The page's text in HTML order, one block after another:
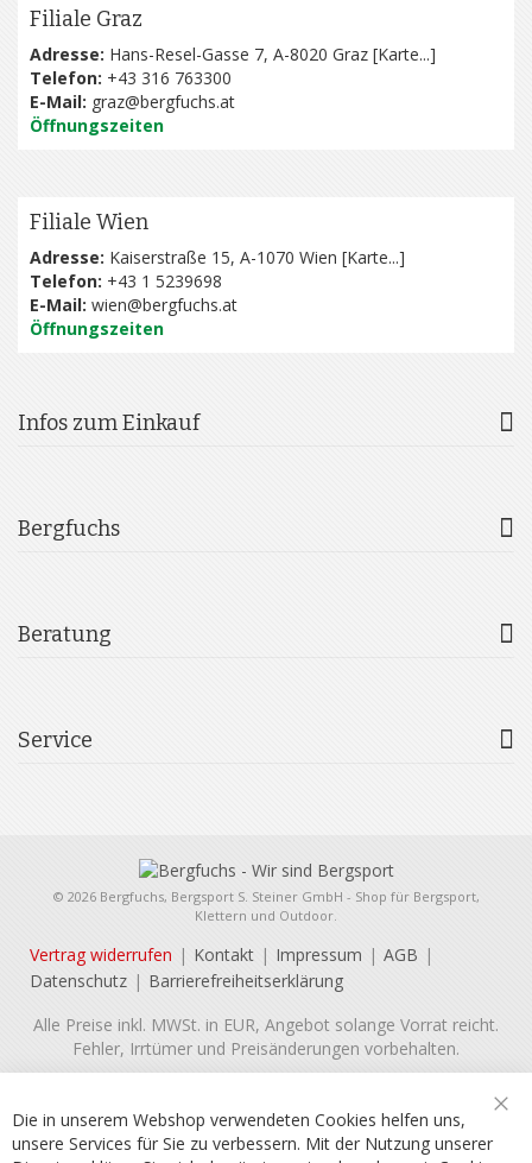
Filiale Graz
Adresse: Hans-Resel-Gasse 7, A-8020 Graz [Karte...]
Telefon: +43 316 763300
E-Mail: graz@bergfuchs.at
Öffnungszeiten
Filiale Wien
Adresse: Kaiserstraße 15, A-1070 Wien [Karte...]
Telefon: +43 1 5239698
E-Mail: wien@bergfuchs.at
Öffnungszeiten
Infos zum Einkauf
Bergfuchs
Beratung
Service
© 2026 Bergfuchs, Bergsport S. Steiner GmbH - Shop für Bergsport,
Klettern und Outdoor.
Vertrag widerrufen Kontakt Impressum
AGB
Datenschutz
Barrierefreiheitserklärung
Alle Preise inkl. MWSt. in EUR, Angebot solange Vorrat reicht.
Fehler, Irrtümer und Preisänderungen vorbehalten.
Die in unserem Webshop verwendeten Cookies helfen uns,
unsere Services für Sie zu verbessern. Mit der Nutzung unserer